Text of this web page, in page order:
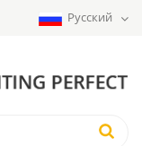
Русский